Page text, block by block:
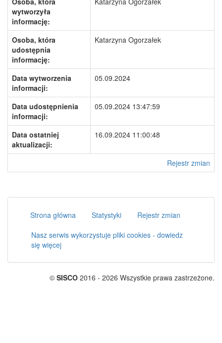
wytworzyła
informację:
Osoba, która
udostępnia
informację:
Katarzyna Ogorzałek
Data wytworzenia
informacji:
05.09.2024
Data udostępnienia
informacji:
05.09.2024 13:47:59
Data ostatniej
aktualizacji:
16.09.2024 11:00:48
Rejestr zmian
Strona główna Statystyki
Rejestr zmian
Nasz serwis wykorzystuje pliki cookies - dowiedz
się więcej
© SISCO 2016 - 2026 Wszystkie prawa zastrzeżone.